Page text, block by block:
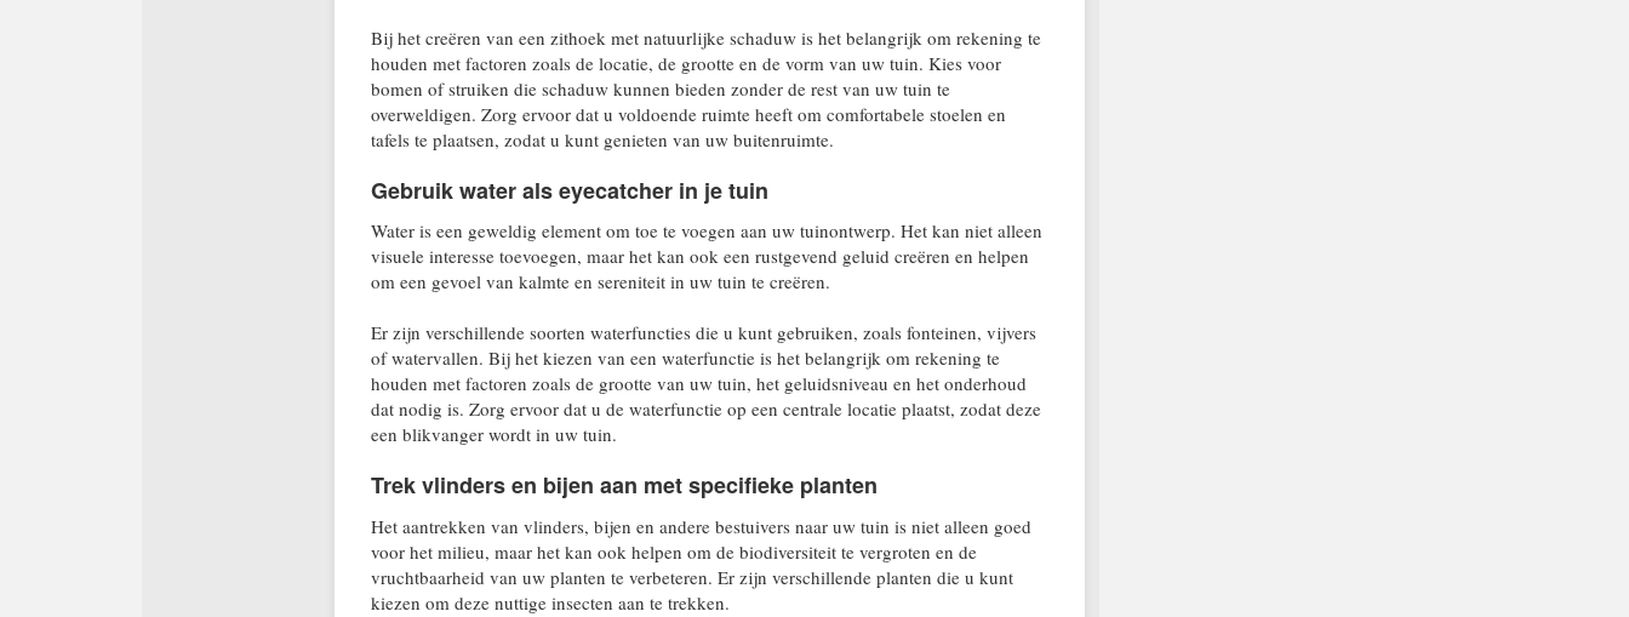
Bij het creëren van een zithoek met natuurlijke schaduw is het belangrijk om rekening te
houden met factoren zoals de locatie, de grootte en de vorm van uw tuin. Kies voor
bomen of struiken die schaduw kunnen bieden zonder de rest van uw tuin te
overweldigen. Zorg ervoor dat u voldoende ruimte heeft om comfortabele stoelen en
tafels te plaatsen, zodat u kunt genieten van uw buitenruimte.
Gebruik water als eyecatcher in je tuin
Water is een geweldig element om toe te voegen aan uw tuinontwerp. Het kan niet alleen
visuele interesse toevoegen, maar het kan ook een rustgevend geluid creëren en helpen
om een ​​gevoel van kalmte en sereniteit in uw tuin te creëren.
Er zijn verschillende soorten waterfuncties die u kunt gebruiken, zoals fonteinen, vijvers
of watervallen. Bij het kiezen van een waterfunctie is het belangrijk om rekening te
houden met factoren zoals de grootte van uw tuin, het geluidsniveau en het onderhoud
dat nodig is. Zorg ervoor dat u de waterfunctie op een centrale locatie plaatst, zodat deze
een blikvanger wordt in uw tuin.
Trek vlinders en bijen aan met specifieke planten
Het aantrekken van vlinders, bijen en andere bestuivers naar uw tuin is niet alleen goed
voor het milieu, maar het kan ook helpen om de biodiversiteit te vergroten en de
vruchtbaarheid van uw planten te verbeteren. Er zijn verschillende planten die u kunt
kiezen om deze nuttige insecten aan te trekken.